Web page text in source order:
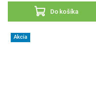
Do košíka
Akcia